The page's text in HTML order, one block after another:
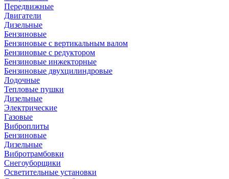
Передвижные
Двигатели
Дизельные
Бензиновые
Бензиновые с вертикальным валом
Бензиновые с редуктором
Бензиновые инжекторные
Бензиновые двухцилиндровые
Лодочные
Тепловые пушки
Дизельные
Электрические
Газовые
Виброплиты
Бензиновые
Дизельные
Вибротрамбовки
Снегоуборщики
Осветительные установки